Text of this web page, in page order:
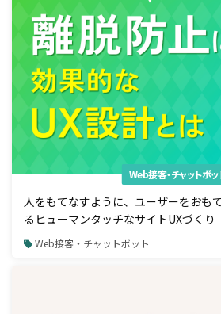
Web接客・チャットボッ
人をもてなすように、ユーザーをおも
るヒューマンタッチなサイトUXづくり
Web接客・チャットボット